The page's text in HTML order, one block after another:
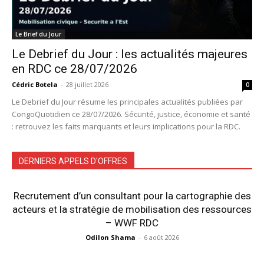
Le Brief du Jour
Le Debrief du Jour : les actualités majeures
en RDC ce 28/07/2026
Cédric Botela - 28 juillet 2026 0
Le Debrief du Jour résume les principales actualités publiées par
CongoQuotidien ce 28/07/2026. Sécurité, justice, économie et santé
: retrouvez les faits marquants et leurs implications pour la RDC.
DERNIERS APPELS D'OFFRES
Recrutement d’un consultant pour la cartographie des
acteurs et la stratégie de mobilisation des ressources
– WWF RDC
Odilon Shama - 6 août 2026